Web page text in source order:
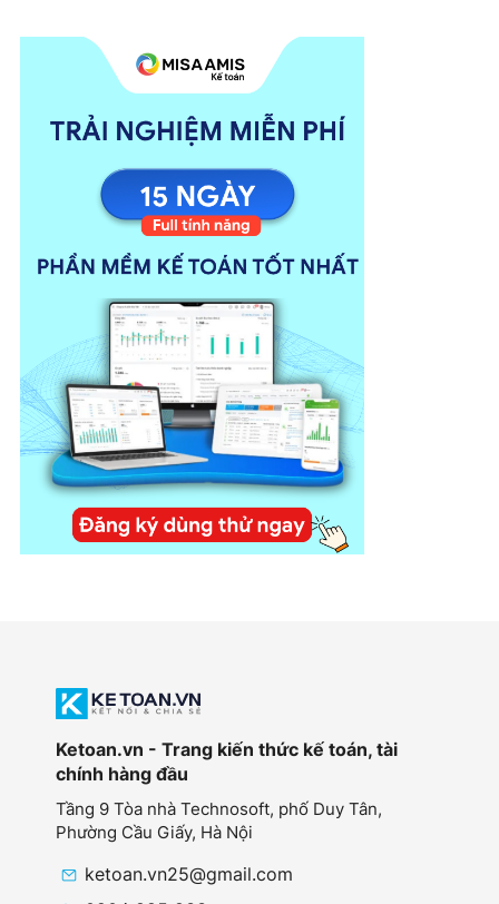
Ketoan.vn - Trang kiến thức kế toán, tài
chính hàng đầu
Tầng 9 Tòa nhà Technosoft, phố Duy Tân,
Phường Cầu Giấy, Hà Nội
ketoan.vn25@gmail.com